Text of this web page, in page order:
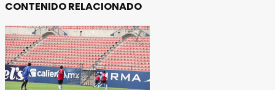
CONTENIDO RELACIONADO